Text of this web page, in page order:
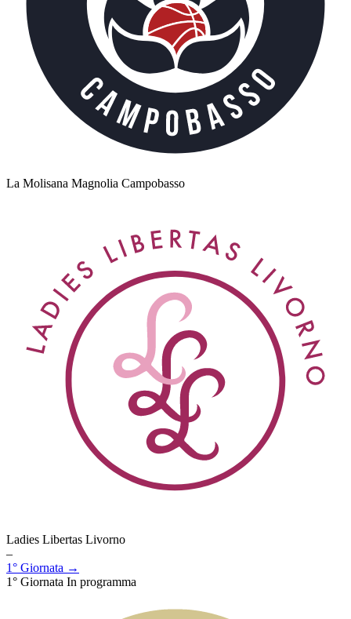
La Molisana Magnolia Campobasso
Ladies Libertas Livorno
–
1° Giornata →
1° Giornata In programma